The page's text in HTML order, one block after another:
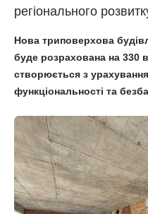
регіонального
Нова триповерхова
буде розрахована на 330
створюється з
функціональності та